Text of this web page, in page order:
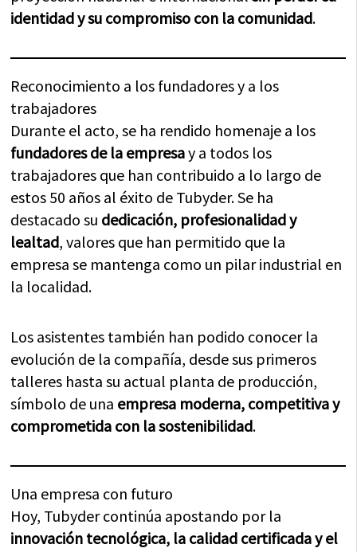
identidad y su compromiso con la comunidad.
Reconocimiento a los fundadores y a los
trabajadores
Durante el acto, se ha rendido homenaje a los
fundadores de la empresay a todos los
trabajadores que han contribuido a lo largo de
estos 50 años al éxito de Tubyder. Se ha
destacado su dedicación, profesionalidad y
lealtad, valores que han permitido que la
empresa se mantenga como un pilar industrial en
la localidad.
Los asistentes también han podido conocer la
evolución de la compañía, desde sus primeros
talleres hasta su actual planta de producción,
símbolo de una empresa moderna, competitiva y
comprometida con la sostenibilidad.
Una empresa con futuro
Hoy, Tubyder continúa apostando por la
innovación tecnológica, la calidad certificada y el